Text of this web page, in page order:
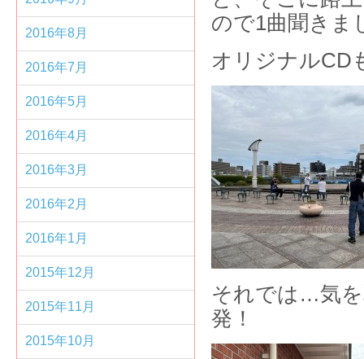
ので1曲聞きま
オリジナルCD
それでは…気を
発！
2016年8月
2016年7月
2016年5月
2016年4月
2016年3月
2016年2月
2016年1月
2015年12月
2015年11月
2015年10月